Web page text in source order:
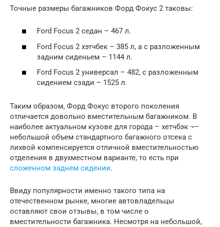
Точные размеры багажников Форд Фокус 2 таковы:
Ford Focus 2 седан – 467 л.
Ford Focus 2 хэтчбек – 385 л, а с разложенным
задним сиденьем – 1144 л.
Ford Focus 2 универсал – 482, с разложенным
сидением сзади – 1525 л.
Таким образом, Форд Фокус второго поколения
отличается довольно вместительным багажником. В
наиболее актуальном кузове для города – хетчбэк ¬–
небольшой объем стандартного багажного отсека с
лихвой компенсируется отличной вместительностью
отделения в двухместном варианте, то есть при
сложенном заднем сидении.
Ввиду популярности именно такого типа на
отечественном рынке, многие автовладельцы
оставляют свои отзывы, в том числе о
вместительности багажника. Несмотря на небольшой,